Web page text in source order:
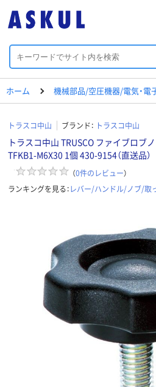
ホーム 機械部品/空圧機器/電気・電
トラスコ中山 ブランド： トラスコ中山
トラスコ中山 TRUSCO ファイブロブ
TFKB1-M6X30 1個 430-9154（直送品）
（0件のレビュー）
ランキングを見る：レバー/ハンドル/ノブ/取